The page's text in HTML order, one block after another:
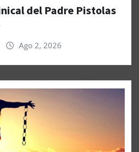
del Padre Pistolas
Ago 2, 2026